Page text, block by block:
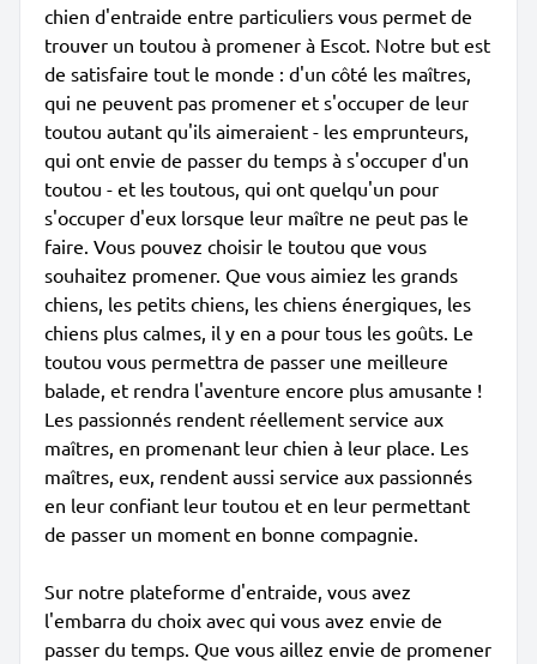
chien d'entraide entre particuliers vous permet de
trouver un toutou à promener à Escot. Notre but est
de satisfaire tout le monde : d'un côté les maîtres,
qui ne peuvent pas promener et s'occuper de leur
toutou autant qu'ils aimeraient - les emprunteurs,
qui ont envie de passer du temps à s'occuper d'un
toutou - et les toutous, qui ont quelqu'un pour
s'occuper d'eux lorsque leur maître ne peut pas le
faire. Vous pouvez choisir le toutou que vous
souhaitez promener. Que vous aimiez les grands
chiens, les petits chiens, les chiens énergiques, les
chiens plus calmes, il y en a pour tous les goûts. Le
toutou vous permettra de passer une meilleure
balade, et rendra l'aventure encore plus amusante !
Les passionnés rendent réellement service aux
maîtres, en promenant leur chien à leur place. Les
maîtres, eux, rendent aussi service aux passionnés
en leur confiant leur toutou et en leur permettant
de passer un moment en bonne compagnie.
Sur notre plateforme d'entraide, vous avez
l'embarra du choix avec qui vous avez envie de
passer du temps. Que vous aillez envie de promener